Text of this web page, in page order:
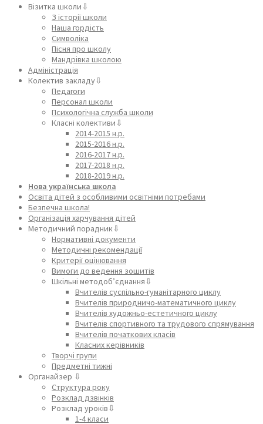
Візитка школи⇩
З історії школи
Наша гордість
Символіка
Пісня про школу
Мандрівка школою
Адміністрація
Колектив закладу⇩
Педагоги
Персонал школи
Психологічна служба школи
Класні колективи⇩
2014-2015 н.р.
2015-2016 н.р.
2016-2017 н.р.
2017-2018 н.р.
2018-2019 н.р.
Нова українська школа
Освіта дітей з особливими освітніми потребами
Безпечна школа!
Організація харчування дітей
Методичний порадник⇩
Нормативні документи
Методичні рекомендації
Критерії оцінювання
Вимоги до ведення зошитів
Шкільні методоб’єднання⇩
Вчителів суспільно-гуманітарного циклу
Вчителів природничо-математичного циклу
Вчителів художньо-естетичного циклу
Вчителів спортивного та трудового спрямування
Вчителів початкових класів
Класних керівників
Творчі групи
Предметні тижні
Органайзер ⇩
Структура року
Розклад дзвінків
Розклад уроків⇩
1-4 класи